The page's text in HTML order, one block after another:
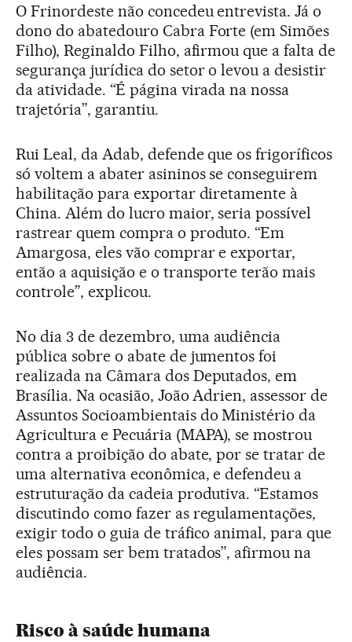
O Frinordeste não concedeu entrevista. Já o
dono do abatedouro Cabra Forte (em Simões
Filho), Reginaldo Filho, afirmou que a falta de
segurança jurídica do setor o levou a desistir
da atividade. “É página virada na nossa
trajetória”, garantiu.
Rui Leal, da Adab, defende que os frigoríficos
só voltem a abater asininos se conseguirem
habilitação para exportar diretamente à
China. Além do lucro maior, seria possível
rastrear quem compra o produto. “Em
Amargosa, eles vão comprar e exportar,
então a aquisição e o transporte terão mais
controle”, explicou.
No dia 3 de dezembro, uma audiência
pública sobre o abate de jumentos foi
realizada na Câmara dos Deputados, em
Brasília. Na ocasião, João Adrien, assessor de
Assuntos Socioambientais do Ministério da
Agricultura e Pecuária (MAPA), se mostrou
contra a proibição do abate, por se tratar de
uma alternativa econômica, e defendeu a
estruturação da cadeia produtiva. “Estamos
discutindo como fazer as regulamentações,
exigir todo o guia de tráfico animal, para que
eles possam ser bem tratados”, afirmou na
audiência.
Risco à saúde humana